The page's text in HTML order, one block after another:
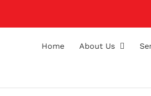
Home About Us